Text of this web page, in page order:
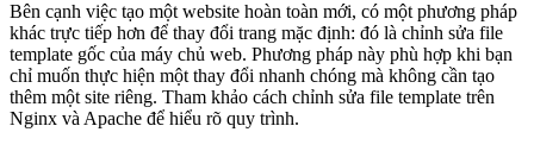
Bên cạnh việc tạo một website hoàn toàn mới, có một phương pháp
khác trực tiếp hơn để thay đổi trang mặc định: đó là chỉnh sửa file
template gốc của máy chủ web. Phương pháp này phù hợp khi bạn
chỉ muốn thực hiện một thay đổi nhanh chóng mà không cần tạo
thêm một site riêng. Tham khảo cách chỉnh sửa file template trên
Nginx và Apache để hiểu rõ quy trình.